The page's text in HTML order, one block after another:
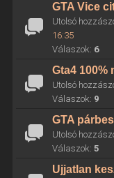
GTA Vice
Utolsó
16:35
Válaszok: 6
Gta4 100%
Utolsó
Válaszok: 9
GTA
Utolsó
Válaszok: 5
Ujjatlan